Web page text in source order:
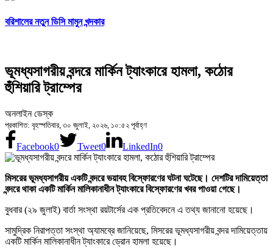
বরিশালের নতুন ডিসি মামুন খন্দকার
ভূমধ্যসাগরীয় বন্দরে মার্কিন ট্যাংকারে হামলা, কঠোর
হুঁশিয়ারি ট্রাম্পের
অনলাইন ডেস্ক
প্রকাশিত: বৃহস্পতিবার, ৩০ জুলাই, ২০২৬, ১০:৫২ পূর্বাহ্ণ
Facebook0 Tweet0 LinkedIn0
মিসরের ভূমধ্যসাগরীয় একটি বন্দরে ভয়াবহ বিস্ফোরণের ঘটনা ঘটেছে। দেশটির দামিয়েত্তা
বন্দরে থাকা একটি মার্কিন মালিকানাধীন ট্যাংকারে বিস্ফোরণের খবর পাওয়া গেছে।
বুধবার (২৯ জুলাই) বার্তা সংস্থা রয়টার্সের এক প্রতিবেদনে এ তথ্য জানানো হয়েছে।
সামুদ্রিক নিরাপত্তা সংস্থা অ্যামব্রে জানিয়েছে, মিসরের ভূমধ্যসাগরীয় বন্দর দামিয়েত্তায়
একটি মার্কিন মালিকানাধীন ট্যাংকারে ড্রোন হামলা হয়েছে।